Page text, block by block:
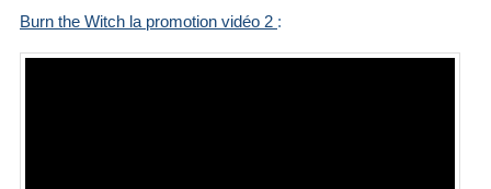
Burn the Witch la promotion vidéo 2 :